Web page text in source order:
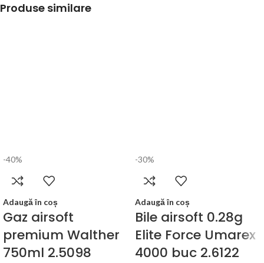
Produse similare
-40%
Adaugă în coș
Gaz airsoft
premium Walther
750ml 2.5098
-30%
Adaugă în coș
Bile airsoft 0.28g
Elite Force Umarex
4000 buc 2.6122